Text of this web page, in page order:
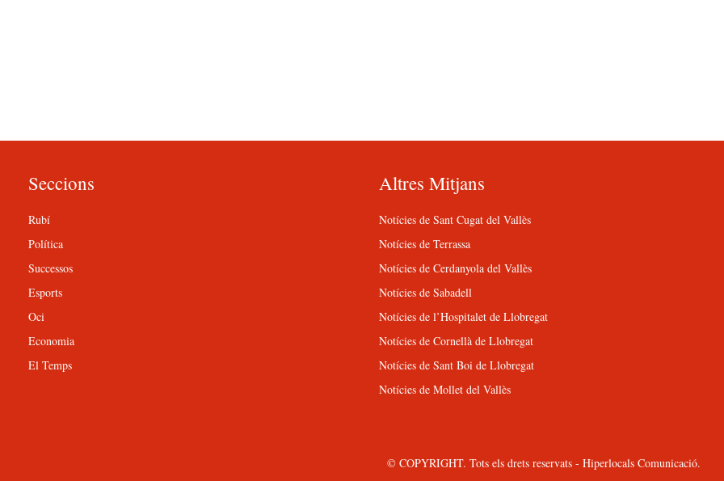
Seccions
Rubí
Política
Successos
Esports
Oci
Economia
El Temps
Altres Mitjans
Notícies de Sant Cugat del Vallès
Notícies de Terrassa
Notícies de Cerdanyola del Vallès
Notícies de Sabadell
Notícies de l’Hospitalet de Llobregat
Notícies de Cornellà de Llobregat
Notícies de Sant Boi de Llobregat
Notícies de Mollet del Vallès
© COPYRIGHT. Tots els drets reservats - Hiperlocals Comunicació.